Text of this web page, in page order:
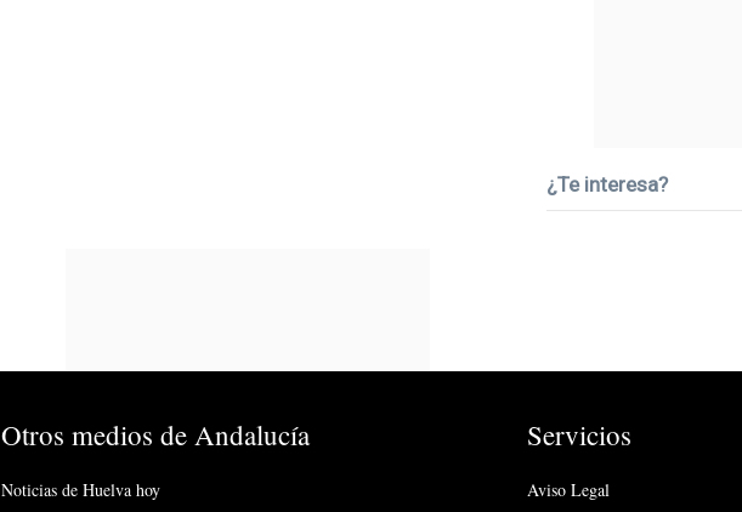
¿Te interesa?
Otros medios de Andalucía
Noticias de Huelva hoy
Servicios
Aviso Legal